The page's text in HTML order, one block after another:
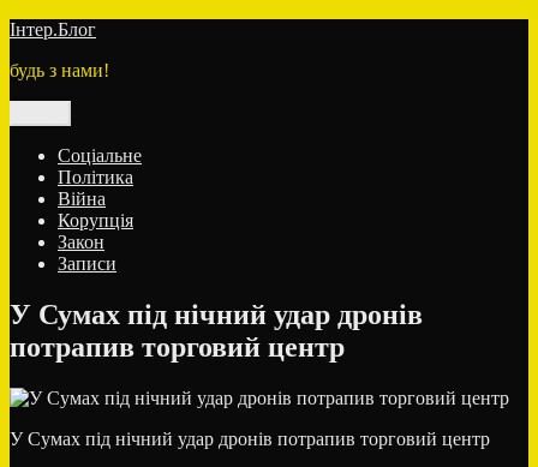
Перейти
вмісту
Інтер.Блог
будь з нами!
Соціальне
Політика
Війна
Корупція
Закон
Записи
У Сумах під нічний удар дронів
потрапив торговий центр
У Сумах під нічний удар дронів потрапив торговий центр